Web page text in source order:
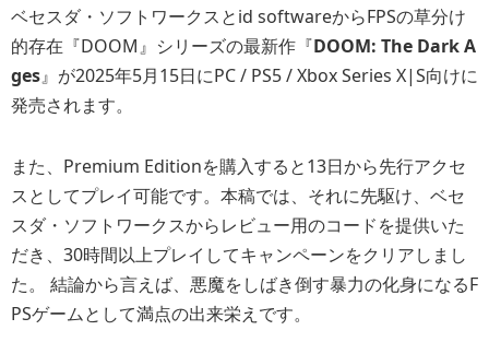
ベセスダ・ソフトワークスとid softwareからFPSの草分け
的存在『DOOM』シリーズの最新作『DOOM: The Dark A
ges』が2025年5月15日にPC / PS5 / Xbox Series X|S向けに
発売されます。
また、Premium Editionを購入すると13日から先行アクセ
スとしてプレイ可能です。本稿では、それに先駆け、ベセ
スダ・ソフトワークスからレビュー用のコードを提供いた
だき、30時間以上プレイしてキャンペーンをクリアしまし
た。 結論から言えば、悪魔をしばき倒す暴力の化身になるF
PSゲームとして満点の出来栄えです。